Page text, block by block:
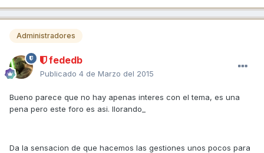
Administradores
fededb
Publicado 4 de Marzo del 2015
Bueno parece que no hay apenas interes con el tema, es una
pena pero este foro es asi. llorando_
Da la sensacion de que hacemos las gestiones unos pocos para